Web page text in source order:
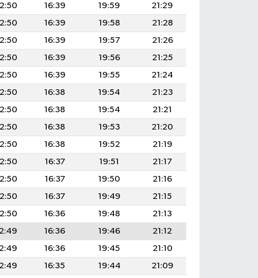
16:39 19:59
21:29
16:39 19:58
21:28
16:39 19:57
21:26
16:39 19:56
21:25
16:39 19:55
21:24
16:38 19:54
21:23
16:38 19:54
21:21
16:38 19:53
21:20
16:38 19:52
21:19
16:37 19:51
21:17
16:37 19:50
21:16
16:37 19:49
21:15
16:36 19:48
21:13
16:36 19:46
21:12
16:36 19:45
21:10
16:35 19:44
21:09